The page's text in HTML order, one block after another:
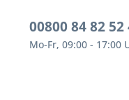
00800 84 82 52
Mo-Fr, 09:00 - 17:00